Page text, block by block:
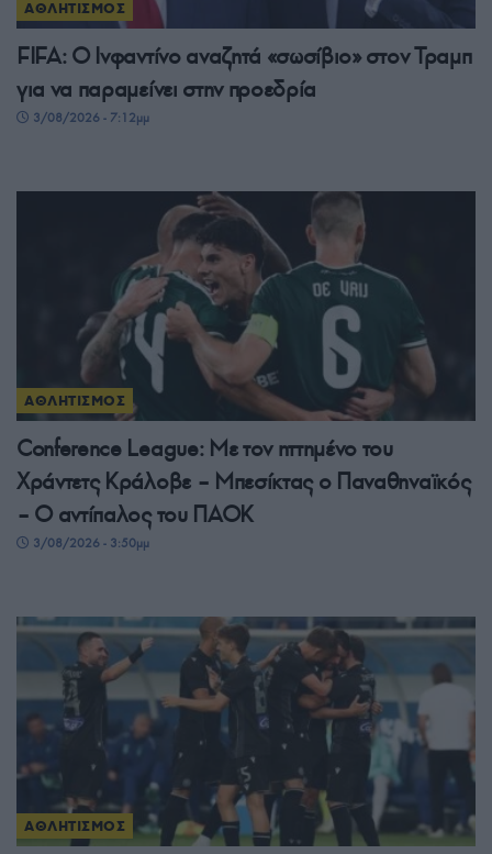
ΑΘΛΗΤΙΣΜΟΣ
FIFA: Ο Ινφαντίνο αναζητά «σωσίβιο» στον Τραμπ
για να παραμείνει στην προεδρία
3/08/2026 - 7:12μμ
ΑΘΛΗΤΙΣΜΟΣ
Conference League: Με τον ηττημένο του
Χράντετς Κράλοβε – Μπεσίκτας ο Παναθηναϊκός
– Ο αντίπαλος του ΠΑΟΚ
3/08/2026 - 3:50μμ
ΑΘΛΗΤΙΣΜΟΣ